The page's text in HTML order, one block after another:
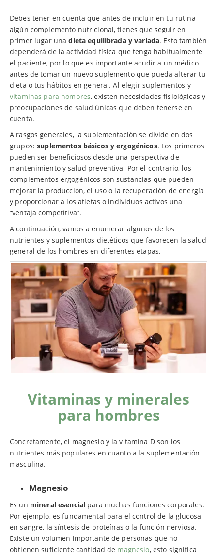
Debes tener en cuenta que antes de incluir en tu rutina
algún complemento nutricional, tienes que seguir en
primer lugar unadieta equilibrada y variada. Esto también
dependerá de la actividad física que tenga habitualmente
el paciente, por lo que es importante acudir a un médico
antes de tomar un nuevo suplemento que pueda alterar tu
dieta o tus hábitos en general. Al elegir suplementos y
vitaminas para hombres, existen necesidades fisiológicas y
preocupaciones de salud únicas que deben tenerse en
cuenta.
A rasgos generales, la suplementación se divide en dos
grupos:suplementos básicos y ergogénicos. Los primeros
pueden ser beneficiosos desde una perspectiva de
mantenimiento y salud preventiva. Por el contrario, los
complementos ergogénicos son sustancias que pueden
mejorar la producción, el uso o la recuperación de energía
y proporcionar a los atletas o individuos activos una
“ventaja competitiva”.
A continuación, vamos a enumerar algunos de los
nutrientes y suplementos dietéticos que favorecen la salud
general de los hombres en diferentes etapas.
Vitaminas y minerales
para hombres
Concretamente, el magnesio y la vitamina D son los
nutrientes más populares en cuanto a la suplementación
masculina.
Magnesio
Es un mineral esencial para muchas funciones corporales.
Por ejemplo, es fundamental para el control de la glucosa
en sangre, la síntesis de proteínas o la función nerviosa.
Existe un volumen importante de personas que no
obtienen suficiente cantidad de magnesio, esto significa